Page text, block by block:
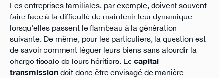
Les entreprises familiales, par exemple, doivent souvent
faire face à la difficulté de maintenir leur dynamique
lorsqu'elles passent le flambeau à la génération
suivante. De même, pour les particuliers, la question est
de savoir comment léguer leurs biens sans alourdir la
charge fiscale de leurs héritiers. Le capital-
transmissiondoit donc être envisagé de manière